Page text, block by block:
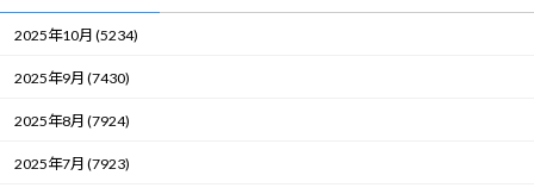
2025年10月 (5234)
2025年9月 (7430)
2025年8月 (7924)
2025年7月 (7923)